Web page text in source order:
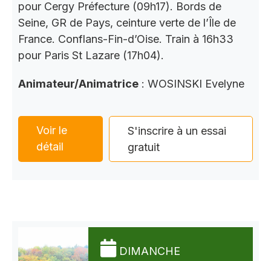
pour Cergy Préfecture (09h17). Bords de
Seine, GR de Pays, ceinture verte de l’Île de
France. Conflans-Fin-d’Oise. Train à 16h33
pour Paris St Lazare (17h04).
Animateur/Animatrice : WOSINSKI Evelyne
Voir le
détail
S'inscrire à un essai
gratuit
DIMANCHE